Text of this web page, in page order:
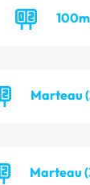
Marteau
Marteau